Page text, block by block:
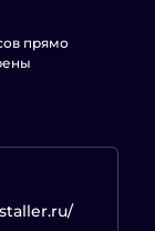
прямо